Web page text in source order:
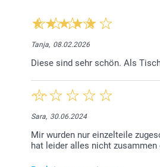
Tanja, 08.02.2026
Diese sind sehr schön. Als
Sara, 30.06.2024
Mir wurden nur einzelteile
hat leider alles nicht zusammen